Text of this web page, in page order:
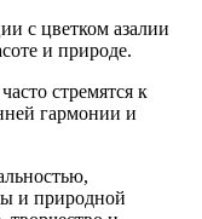
с цветком азалии
и природе.
стремятся к
гармонии и
и природной